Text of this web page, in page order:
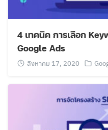
4 เทคนิค การเลือก
Google Ads
สิงหาคม 17, 2020